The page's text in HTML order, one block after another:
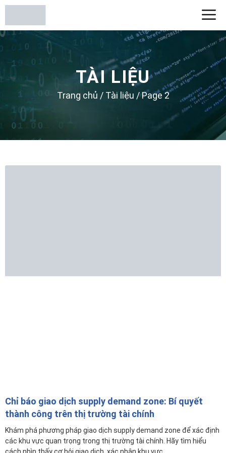
TÀI LIỆU
Trang chủ / Tài liệu /Page 2
Chỉ báo giao dịch supply demand zone: Bí quyết
thành công trên thị trường tài chính
Khám phá phương pháp giao dịch supply demand zone để xác định
các khu vực quan trọng trong thị trường tài chính. Hãy tìm hiểu